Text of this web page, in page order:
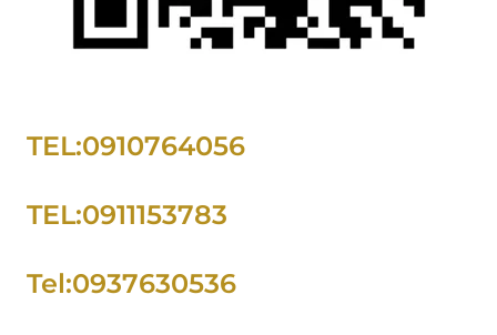
TEL:0910764056
TEL:0911153783
Tel:0937630536